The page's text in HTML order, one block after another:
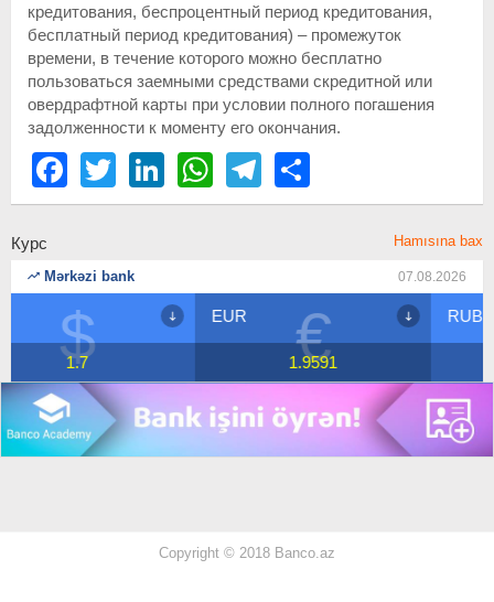
кредитования, беспроцентный период кредитования,
бесплатный период кредитования) – промежуток
времени, в течение которого можно бесплатно
пользоваться заемными средствами скредитной или
овердрафтной карты при условии полного погашения
задолженности к моменту его окончания.
FacebookTwitter LinkedIn WhatsAppTelegram
Курс Hamısına bax
Mərkəzi bank 07.08.2026
€
EUR ₽
RUB
Copyright © 2018 Banco.az